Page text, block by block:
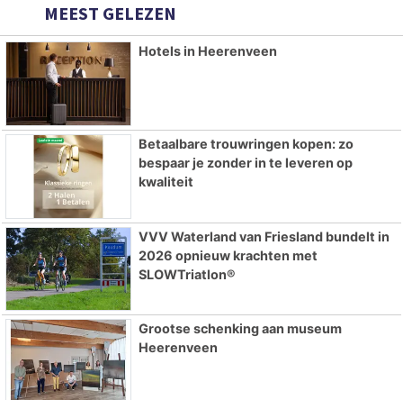
MEEST GELEZEN
Hotels in Heerenveen
Betaalbare trouwringen kopen: zo
bespaar je zonder in te leveren op
kwaliteit
VVV Waterland van Friesland bundelt in
2026 opnieuw krachten met
SLOWTriatlon®
Grootse schenking aan museum
Heerenveen